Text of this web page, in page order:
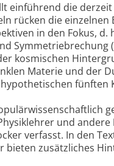
einführend die
rücken die
in den Fokus,
kosmischen
Materie und der
hypothetischen fünften
und
verfasst. In den
bieten zusätzliches